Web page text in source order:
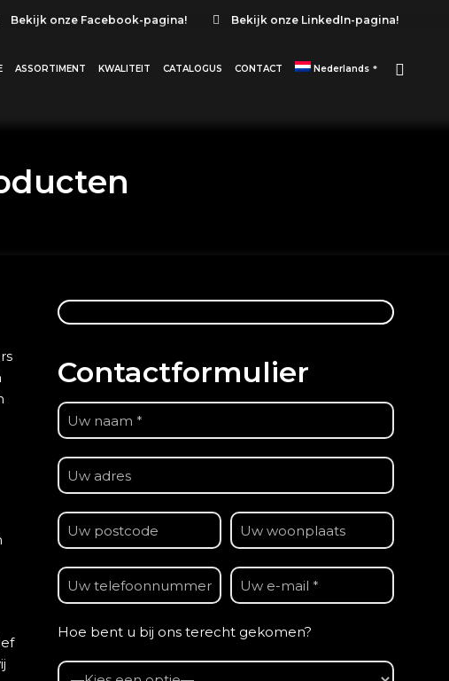
Bekijk onze Facebook-pagina! Bekijk onze LinkedIn-pagina!
ASSORTIMENT KWALITEIT CATALOGUS CONTACT Nederlands
Contactformulier
Hoe bent u bij ons terecht gekomen?